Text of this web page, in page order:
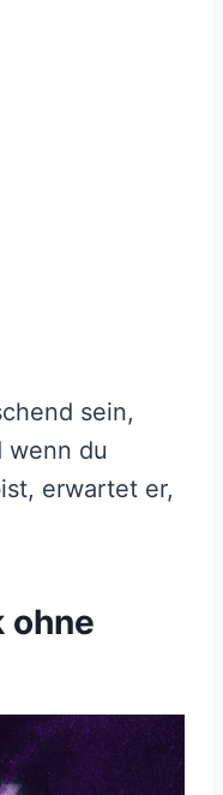
sein,
wenn du
erwartet er,
ohne